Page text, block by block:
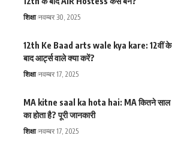
शिक्षा नवम्बर 30, 2025
12th Ke Baad arts wale kya kare: 12वीं के
बाद आर्ट्स वाले क्या करें?
शिक्षा नवम्बर 17, 2025
MA kitne saal ka hota hai: MA कितने साल
का होता है? पूरी जानकारी
शिक्षा नवम्बर 17, 2025